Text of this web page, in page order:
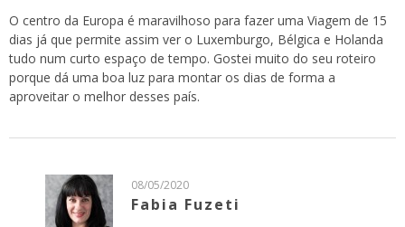
O centro da Europa é maravilhoso para fazer uma Viagem de 15
dias já que permite assim ver o Luxemburgo, Bélgica e Holanda
tudo num curto espaço de tempo. Gostei muito do seu roteiro
porque dá uma boa luz para montar os dias de forma a
aproveitar o melhor desses país.
08/05/2020
Fabia Fuzeti